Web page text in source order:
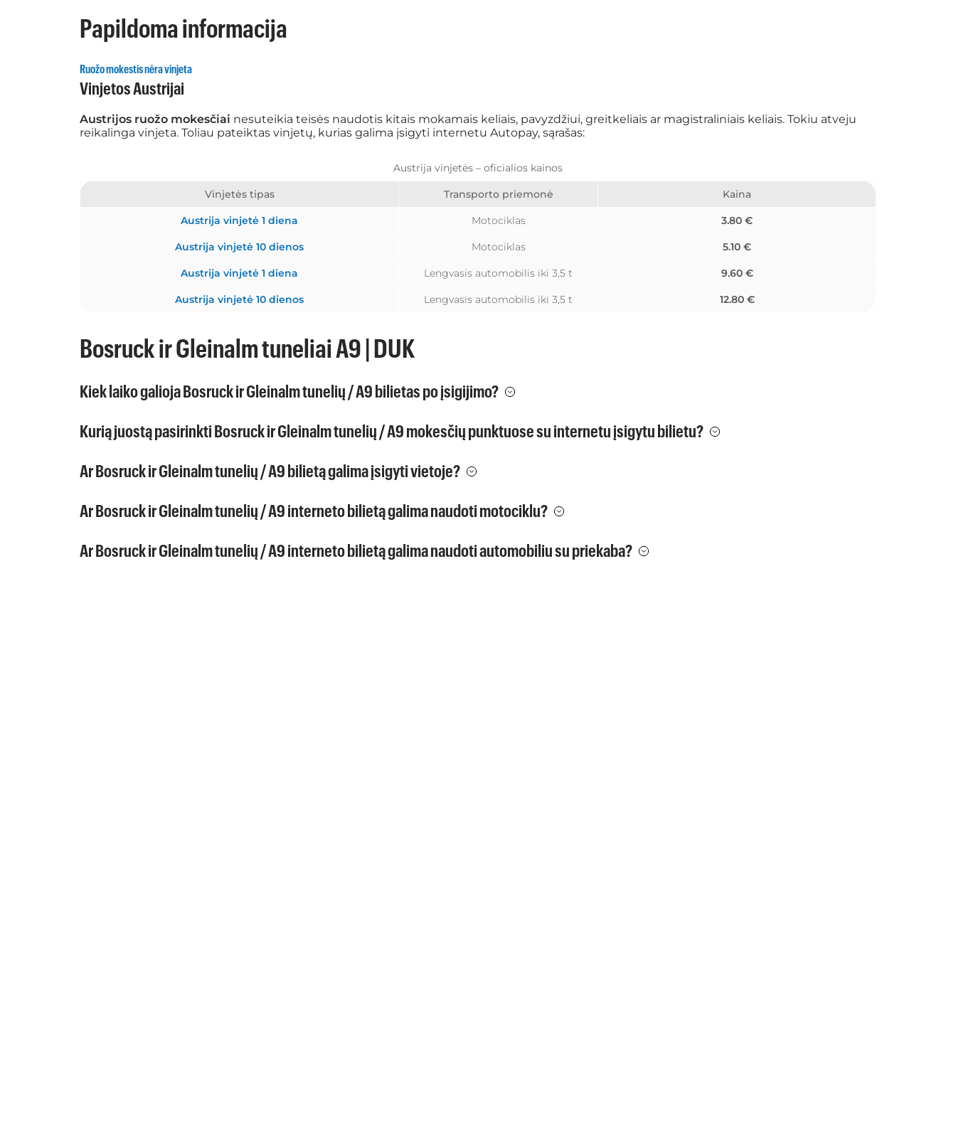
Papildoma informacija
Ruožo mokestis nėra vinjeta
Vinjetos Austrijai
Austrijos ruožo mokesčiai nesuteikia teisės naudotis kitais mokamais keliais, pavyzdžiui, greitkeliais ar magistraliniais keliais. Tokiu atveju
reikalinga vinjeta. Toliau pateiktas vinjetų, kurias galima įsigyti internetu Autopay, sąrašas:
Austrija vinjetės – oficialios kainos
Vinjetės tipas Transporto priemonė Kaina
Austrija vinjetė 1 diena Motociklas 3.80 €
Austrija vinjetė 10 dienos Motociklas 5.10 €
Austrija vinjetė 1 diena Lengvasis automobilis iki 3,5 t 9.60 €
Austrija vinjetė 10 dienos Lengvasis automobilis iki 3,5 t 12.80 €
Bosruck ir Gleinalm tuneliai A9 | DUK
Kiek laiko galioja Bosruck ir Gleinalm tunelių / A9 bilietas po įsigijimo?
Kurią juostą pasirinkti Bosruck ir Gleinalm tunelių / A9 mokesčių punktuose su internetu įsigytu bilietu?
Ar Bosruck ir Gleinalm tunelių / A9 bilietą galima įsigyti vietoje?
Ar Bosruck ir Gleinalm tunelių / A9 interneto bilietą galima naudoti motociklu?
Ar Bosruck ir Gleinalm tunelių / A9 interneto bilietą galima naudoti automobiliu su priekaba?